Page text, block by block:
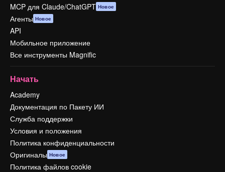
MCP для Claude/ChatGPT Новое
Агенты Новое
API
Мобильное приложение
Все инструменты Magnific
Начать
Academy
Документация по Пакету ИИ
Служба поддержки
Условия и положения
Политика конфиденциальности
Оригиналы Новое
Политика файлов cookie